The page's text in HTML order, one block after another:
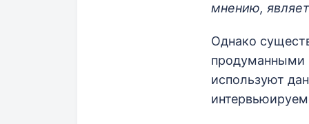
мнению,
Однако
продуманными
используют